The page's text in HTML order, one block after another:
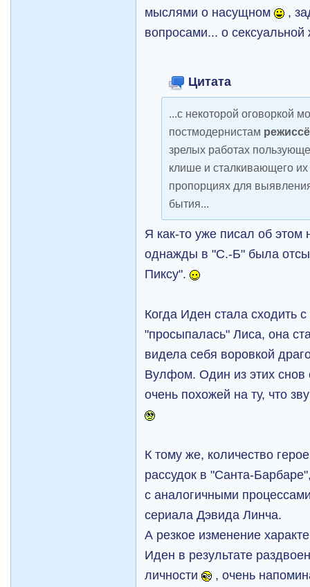
мыслями о насущном
,
вопросами... о
Цитата
...с некоторой оговоркой
постмодернистам
зрелых работах
клише и сталкивающего
пропорциях для
бытия...
Я как-то уже писал об
однажды в "С.-Б" была
Пиксу".
Когда Иден стала сходить
"просыпалась" Лиса, она
видела себя воровкой
Вулфом. Один из этих снов
очень похожей на ту, что
К тому же, количество
рассудок в "Санта-
с аналогичными
сериала Дэвида Линча.
А резкое изменение
Иден в результате
личности
, очень